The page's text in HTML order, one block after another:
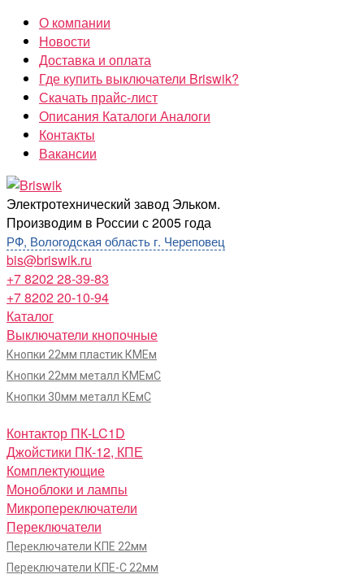
Перейти
содержимому
О компании
Новости
Доставка и оплата
Где купить выключатели Briswik?
Скачать прайс-лист
Описания Каталоги Аналоги
Контакты
Вакансии
Briswik
Электротехнический завод Эльком.
Производим в России с 2005 года
РФ, Вологодская область г. Череповец
bis@briswik.ru
+7 8202 28-39-83
+7 8202 20-10-94
Каталог
Выключатели кнопочные
Кнопки 22мм пластик КМЕм
Кнопки 22мм металл КМЕмС
Кнопки 30мм металл КЕмС
Контактор ПК-LC1D
Джойстики ПК-12, КПЕ
Комплектующие
Моноблоки и лампы
Микропереключатели
Переключатели
Переключатели КПЕ 22мм
Переключатели КПЕ-С 22мм